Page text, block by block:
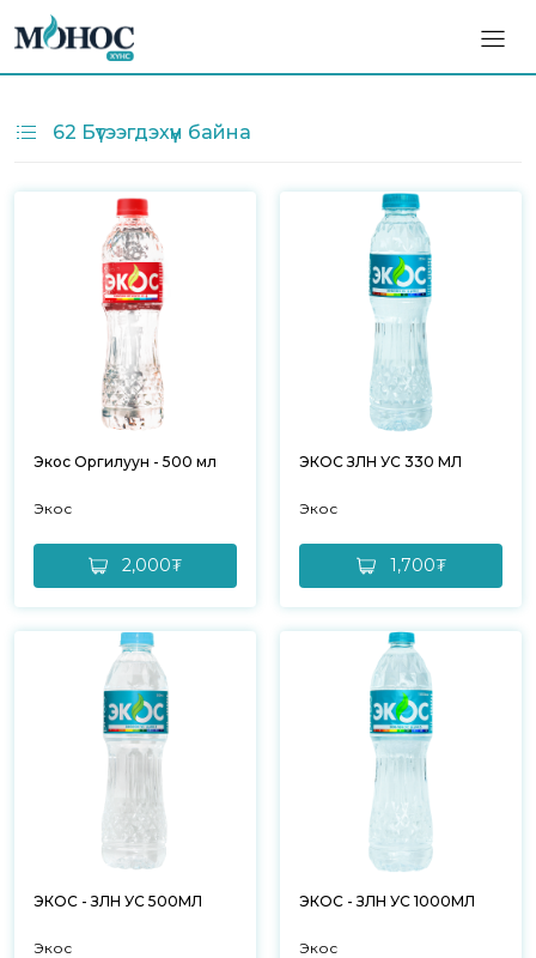
62 Бүтээгдэхүүн байна
Экос Оргилуун - 500 мл
Экос
2,000₮
ЭКОС ЗӨӨЛӨН УС 330 МЛ
Экос
1,700₮
ЭКОС - ЗӨӨЛӨН УС 500МЛ
Экос
ЭКОС - ЗӨӨЛӨН УС 1000МЛ
Экос